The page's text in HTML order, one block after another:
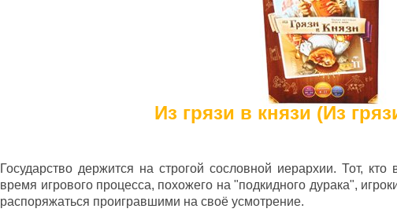
Из грязи в князи (Из
Государство держится на строгой сословной иерархии. Тот,
время игрового процесса, похожего на "подкидного дурака",
распоряжаться проигравшими на своё усмотрение.